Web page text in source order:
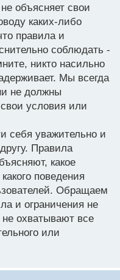
объясняет свои
каких-либо
правила и
соблюдать -
никто насильно
Мы всегда
не должны
условия или
себя уважительно и
Правила
какое
поведения
Обращаем
и ограничения не
охватывают все
или